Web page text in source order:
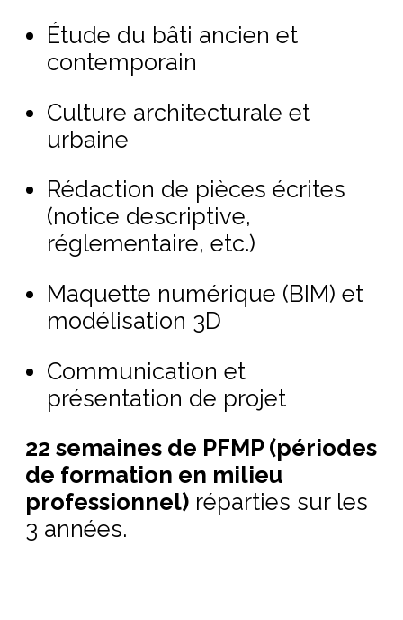
Étude du bâti ancien et
contemporain
Culture architecturale et
urbaine
Rédaction de pièces écrites
(notice descriptive,
réglementaire, etc.)
Maquette numérique (BIM) et
modélisation 3D
Communication et
présentation de projet
22 semaines de PFMP (périodes
de formation en milieu
professionnel) réparties sur les
3 années.